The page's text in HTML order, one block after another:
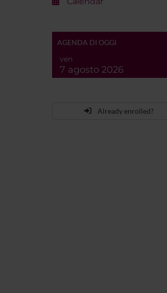
AGENDA DI OGGI
ven
7 agosto 2026
Already enrolled?